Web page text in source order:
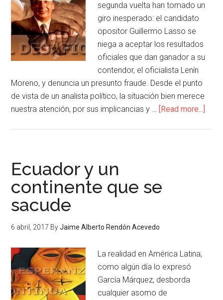
segunda vuelta han tomado un
giro inesperado: el candidato
opositor Guillermo Lasso se
niega a aceptar los resultados
oficiales que dan ganador a su
contendor, el oficialista Lenín
Moreno, y denuncia un presunto fraude. Desde el punto
de vista de un analista político, la situación bien merece
nuestra atención, por sus implicancias y … [Read more...]
Ecuador y un
continente que se
sacude
6 abril, 2017 ByJaime Alberto Rendón Acevedo
La realidad en América Latina,
como algún día lo expresó
García Márquez, desborda
cualquier asomo de